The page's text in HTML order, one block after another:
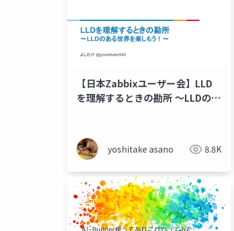
【日本Zabbixユーザー会】LLD
を理解するときの勘所 〜LLDのあ
yoshitake asano 8.8K